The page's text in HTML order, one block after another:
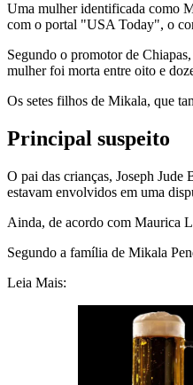
Uma mulher identificada como
com o portal "USA Today", o
Segundo o promotor de
mulher foi morta entre oito e
Os setes filhos de Mikala, que
Principal suspeito
O pai das crianças, Joseph
estavam envolvidos em uma
Ainda, de acordo com Maurica
Segundo a família de Mikala
Leia Mais: